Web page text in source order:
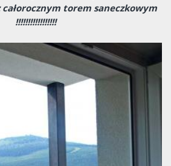
torem saneczkowym
!!!!!!!!!!!!!!!!!